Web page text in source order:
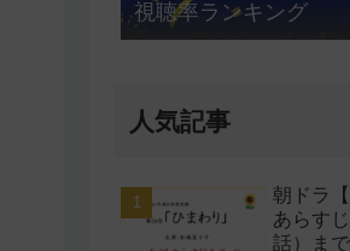
視聴率ランキング
人気記事
朝ドラ
あらす
話）ま